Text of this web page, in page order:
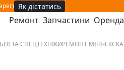
Як дістатись
меню
Ремонт Запчастини Оренда
ТА СПЕЦТЕХНІКИРЕМОНТ МІНІ-